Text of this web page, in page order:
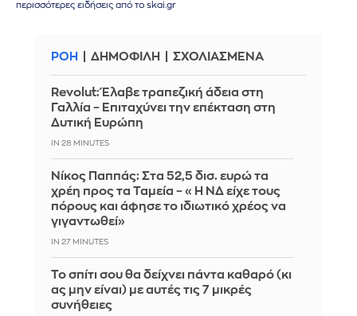
περισσότερες ειδήσεις από το skai.gr
ΡΟΗ ΔΗΜΟΦΙΛΗ ΣΧΟΛΙΑΣΜΕΝΑ
Revolut: Έλαβε τραπεζική άδεια στη
Γαλλία – Επιταχύνει την επέκταση στη
Δυτική Ευρώπη
IN 28 MINUTES
Νίκος Παππάς: Στα 52,5 δισ. ευρώ τα
χρέη προς τα Ταμεία – «Η ΝΔ είχε τους
πόρους και άφησε το ιδιωτικό χρέος να
γιγαντωθεί»
IN 27 MINUTES
Το σπίτι σου θα δείχνει πάντα καθαρό (κι
ας μην είναι) με αυτές τις 7 μικρές
συνήθειες